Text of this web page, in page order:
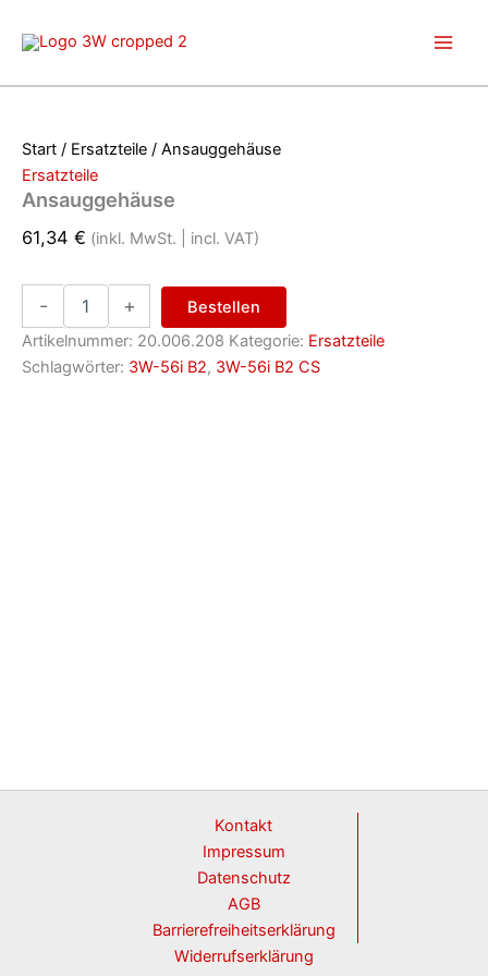
Inhalt
Start / Ersatzteile / Ansauggehäuse
Ersatzteile
Ansauggehäuse
61,34 € (inkl. MwSt. | incl. VAT)
-
Ansauggehäuse
+
Bestellen
Artikelnummer: 20.006.208 Kategorie: Ersatzteile
Schlagwörter: 3W-56i B2, 3W-56i B2 CS
Kontakt
Impressum
Datenschutz
AGB
Barrierefreiheitserklärung
Widerrufserklärung